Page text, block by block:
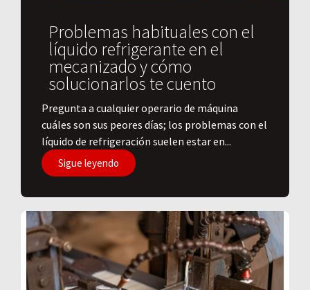
Problemas habituales con el
líquido refrigerante en el
mecanizado y cómo
solucionarlos te cuento
Pregunta a cualquier operario de máquina
cuáles son sus peores días; los problemas con el
líquido de refrigeración suelen estar en...
Sigue leyendo